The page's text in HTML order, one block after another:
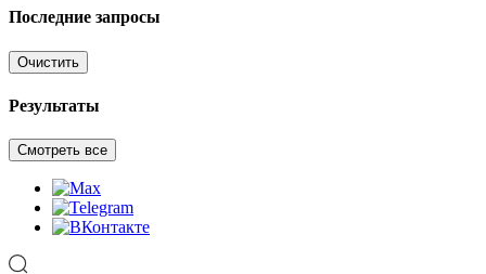
Последние запросы
Очистить
Результаты
Смотреть все